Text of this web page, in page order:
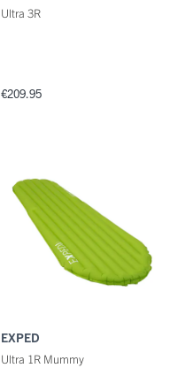
Ultra 3R
€209.95
EXPED
Ultra 1R Mummy